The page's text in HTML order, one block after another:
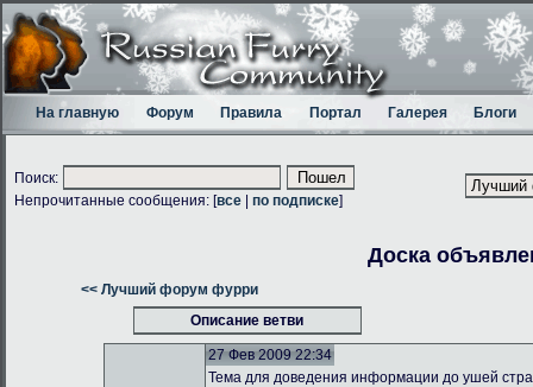
На главную Форум Правила Портал Галерея Блоги
Поиск:
Непрочитанные сообщения: [все по подписке]
Доска
<< Лучший форум фурри
Описание ветви
27 Фев 2009 22:34
Тема для доведения информации до ушей